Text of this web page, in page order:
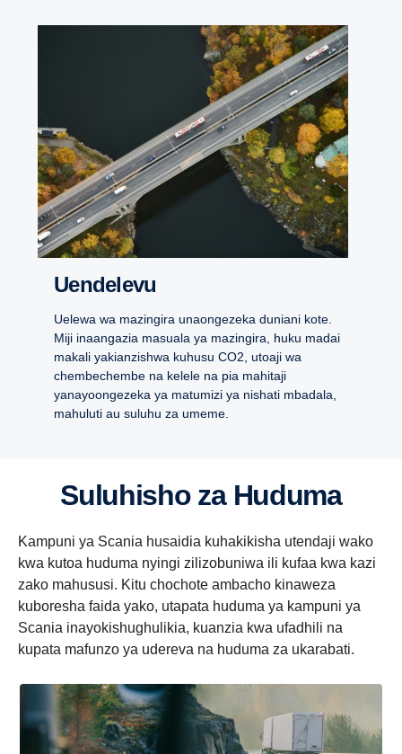
Uendelevu
Uelewa wa mazingira unaongezeka duniani kote.
Miji inaangazia masuala ya mazingira, huku madai
makali yakianzishwa kuhusu CO2, utoaji wa
chembechembe na kelele na pia mahitaji
yanayoongezeka ya matumizi ya nishati mbadala,
mahuluti au suluhu za umeme.
Suluhisho za Huduma
Kampuni ya Scania husaidia kuhakikisha utendaji wako
kwa kutoa huduma nyingi zilizobuniwa ili kufaa kwa kazi
zako mahususi. Kitu chochote ambacho kinaweza
kuboresha faida yako, utapata huduma ya kampuni ya
Scania inayokishughulikia, kuanzia kwa ufadhili na
kupata mafunzo ya udereva na huduma za ukarabati.